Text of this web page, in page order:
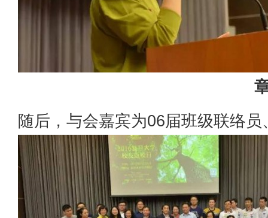
随后，与会嘉宾为06届班级联络